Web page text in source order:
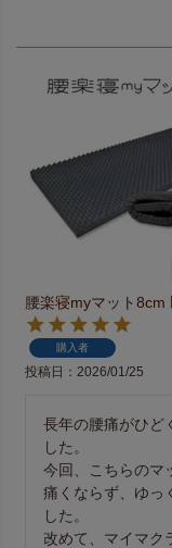
腰楽寝myマット8cm
購入者
投稿日 2026/01/25
長年の腰痛がひど
した。
今回、こちらのマ
痛くならず、ゆっ
した。
改めて、マイマク